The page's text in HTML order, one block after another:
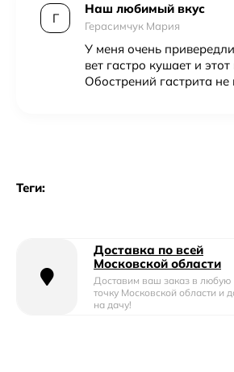
Г
Наш любимый вкус
Герасимчук Мария
У меня очень
вет гастро кушает и
Обострений гастрита
Теги:
Доставка по всей
Московской области
Доставим ваш заказ в любую
точку Московской области и
на дачу!